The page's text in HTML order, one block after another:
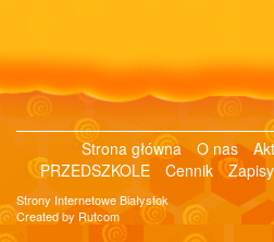
Strona główna O nas
PRZEDSZKOLE
Cennik Zapisy
Strony Internetowe Białystok
Created by Rutcom